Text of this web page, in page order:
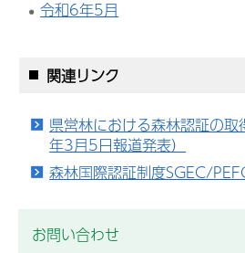
令和6年5月
関連リンク
県営林における森林認証の
年3月5日報道発表）
森林国際認証制度SGEC/
お問い合わせ